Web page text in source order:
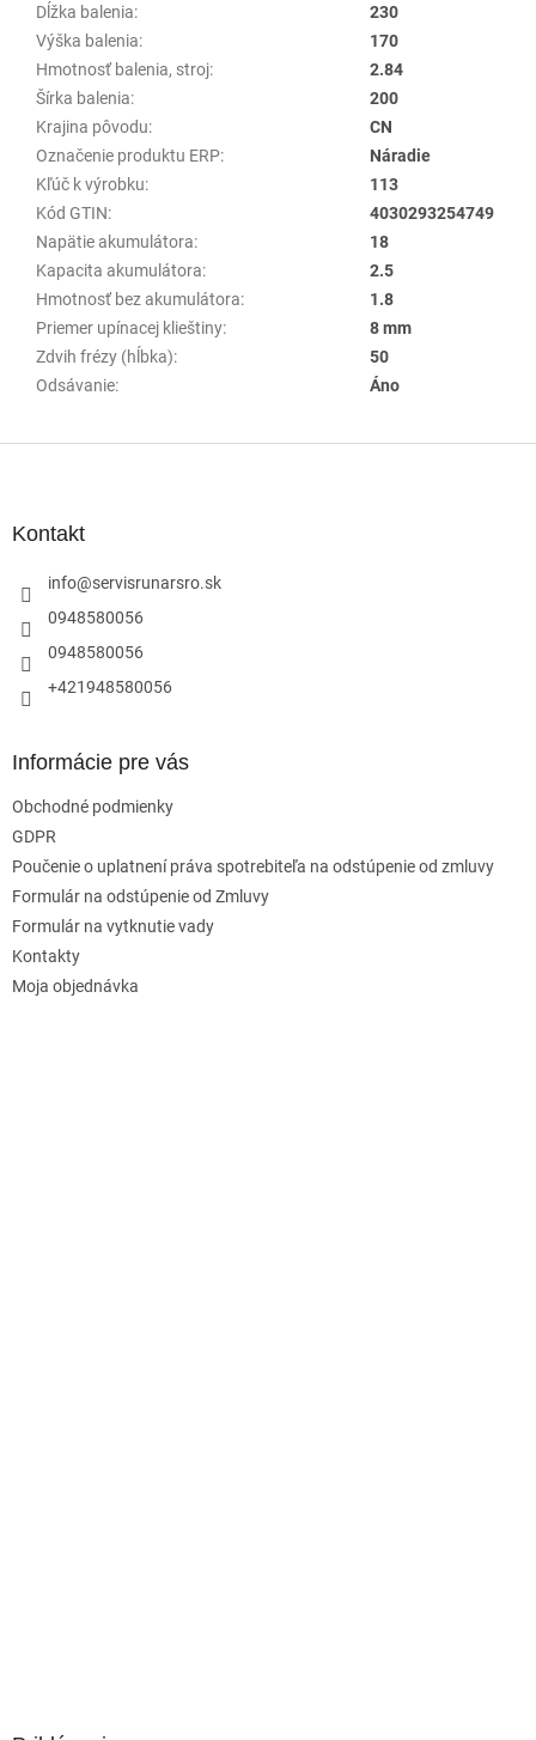
Dĺžka balenia:
230
Výška balenia:
170
Hmotnosť balenia, stroj:
2.84
Šírka balenia:
200
Krajina pôvodu:
CN
Označenie produktu ERP:
Náradie
Kľúč k výrobku:
113
Kód GTIN:
4030293254749
Napätie akumulátora:
18
Kapacita akumulátora:
2.5
Hmotnosť bez akumulátora:
1.8
Priemer upínacej klieštiny:
8 mm
Zdvih frézy (hĺbka):
50
Odsávanie: Áno
Kontakt
info@servisrunarsro.sk
0948580056
0948580056
+421948580056
Informácie pre vás
Obchodné podmienky
GDPR
Poučenie o uplatnení práva spotrebiteľa na odstúpenie od zmluvy
Formulár na odstúpenie od Zmluvy
Formulár na vytknutie vady
Kontakty
Moja objednávka